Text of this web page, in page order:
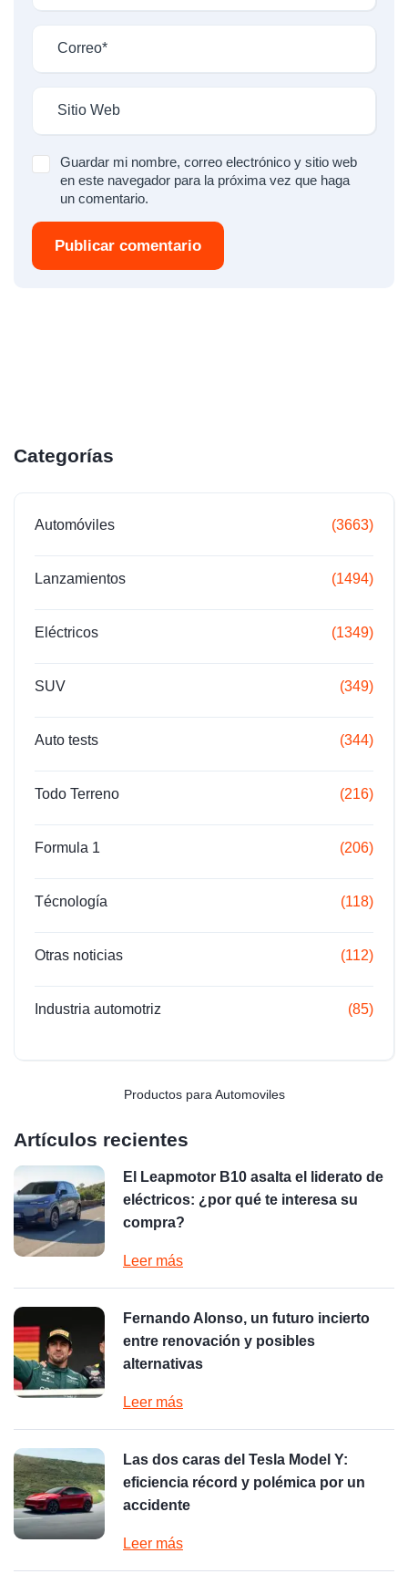
Guardar mi nombre, correo electrónico y sitio web
en este navegador para la próxima vez que haga
un comentario.
Publicar comentario
Categorías
Automóviles (3663)
Lanzamientos (1494)
Eléctricos (1349)
SUV (349)
Auto tests (344)
Todo Terreno (216)
Formula 1 (206)
Técnología (118)
Otras noticias (112)
Industria automotriz (85)
Productos para Automoviles
Artículos recientes
El Leapmotor B10 asalta el liderato de
eléctricos: ¿por qué te interesa su
compra?
Leer más
Fernando Alonso, un futuro incierto
entre renovación y posibles
alternativas
Leer más
Las dos caras del Tesla Model Y:
eficiencia récord y polémica por un
accidente
Leer más